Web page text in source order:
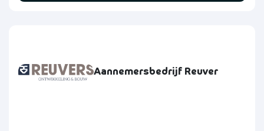
Aannemersbedrijf Reuver